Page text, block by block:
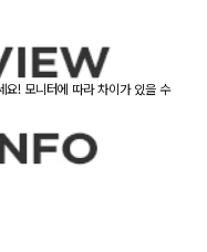
요! 모니터에 따라 차이가 있을 수